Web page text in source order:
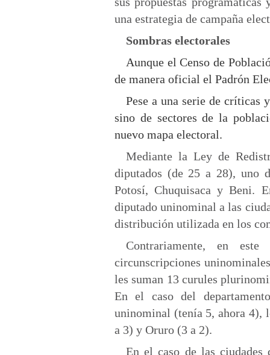
una estrategia de campaña
Sombras electorales
Aunque el Censo de
de manera oficial el Padrón
Pese a una serie de críticas
sino de sectores de la
nuevo mapa electoral.
Mediante la Ley de
diputados (de 25 a 28), uno
Potosí, Chuquisaca y Beni.
diputado uninominal a las
distribución utilizada en los
Contrariamente, en
circunscripciones
les suman 13 curules
En el caso del
uninominal (tenía 5, ahora 4),
a 3) y Oruro (3 a 2).
En el caso de las